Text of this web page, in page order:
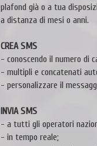
plafond già o a tua
a distanza di mesi o anni.
CREA SMS
- conoscendo il numero di
- multipli e concatenati
- personalizzare il
INVIA SMS
- a tutti gli operatori
- in tempo reale;